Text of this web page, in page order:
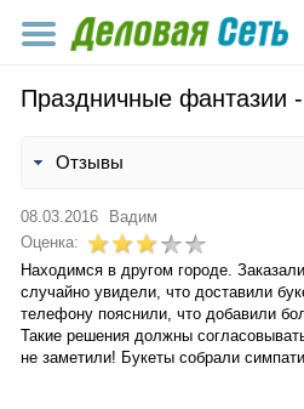
Праздничные фантазии
Отзывы
08.03.2016
Вадим
Оценка:
Находимся в другом городе.
случайно увидели, что доставили
телефону пояснили, что добавили
Такие решения должны
не заметили! Букеты собрали